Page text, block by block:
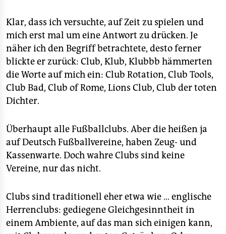
Klar, dass ich versuchte, auf Zeit zu spielen und
mich erst mal um eine Antwort zu drücken. Je
näher ich den Begriff betrachtete, desto ferner
blickte er zurück: Club, Klub, Klubbb hämmerten
die Worte auf mich ein: Club Rotation, Club Tools,
Club Bad, Club of Rome, Lions Club, Club der toten
Dichter.
Überhaupt alle Fußballclubs. Aber die heißen ja
auf Deutsch Fußballvereine, haben Zeug- und
Kassenwarte. Doch wahre Clubs sind keine
Vereine, nur das nicht.
Clubs sind traditionell eher etwa wie … englische
Herrenclubs: gediegene Gleichgesinntheit in
einem Ambiente, auf das man sich einigen kann,